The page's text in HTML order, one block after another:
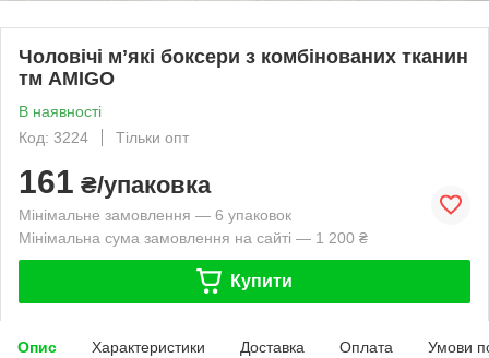
Чоловічі мʼякі боксери з комбінованих тканин
тм AMIGO
В наявності
Код: 3224
Тільки опт
161 ₴/упаковка
Мінімальне замовлення — 6 упаковок
Мінімальна сума замовлення на сайті — 1 200 ₴
Купити
Опис Характеристики Доставка Оплата Умови